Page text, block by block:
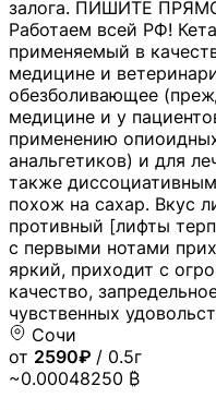
залога. ПИШИТЕ
Работаем всей РФ!
применяемый в
медицине и
обезболивающее
медицине и у
применению
анальгетиков) и для
также
похож на сахар. Вкус
противный [лифты
с первыми нотами
яркий, приходит с
качество,
чувственных
Сочи
от 2590₽ / 0.5г
~0.00048250 ₿